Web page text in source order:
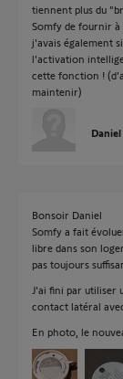
tiennent plus du
Somfy de fournir à
j'avais également
l'activation
cette fonction !
maintenir)
Bonsoir Daniel
Somfy a fait
libre dans son
pas toujours
J'ai fini par utiliser
contact latéral
En photo, le